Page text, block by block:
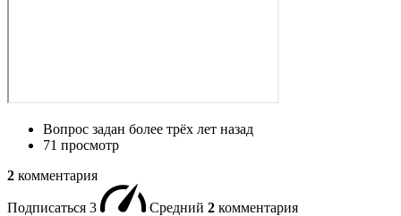
Вопрос задан более трёх лет назад
71 просмотр
2 комментария
Подписаться 3 Средний 2 комментария